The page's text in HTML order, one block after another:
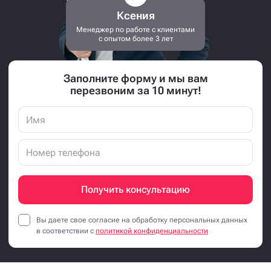
Ксения
Менеджер по работе с клиентами
с опытом более 3 лет
Заполните форму и мы вам
перезвоним за 10 минут!
Получить консультацию
Вы даете свое согласие на обработку персональных данных
в соответствии с политикой конфиденциальности